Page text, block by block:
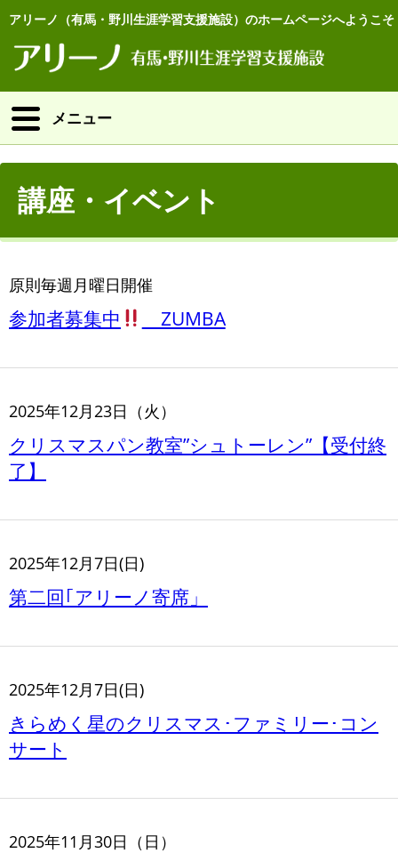
アリーノ（有馬・野川生涯学習支援施設）のホームページへようこそ
メニュー
講座・イベント
原則毎週月曜日開催
参加者募集中 ZUMBA
2025年12月23日（火）
クリスマスパン教室”シュトーレン”【受付終
了】
2025年12月7日(日)
第二回｢アリーノ寄席」
2025年12月7日(日)
きらめく星のクリスマス･ファミリー･コン
サート
2025年11月30日（日）